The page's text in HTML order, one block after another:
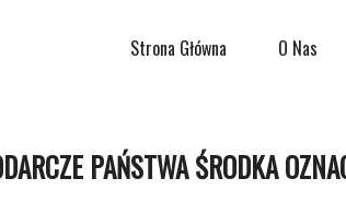
Strona Główna O Nas
PAŃSTWA ŚRODKA